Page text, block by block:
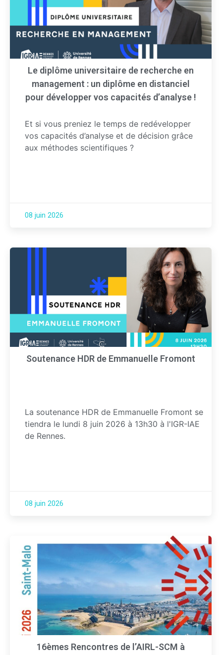
Le diplôme universitaire de recherche en
management : un diplôme en distanciel
pour développer vos capacités d’analyse !
Et si vous preniez le temps de redévelopper
vos capacités d’analyse et de décision grâce
aux méthodes scientifiques ?
08 juin 2026
Soutenance HDR de Emmanuelle Fromont
La soutenance HDR de Emmanuelle Fromont se
tiendra le lundi 8 juin 2026 à 13h30 à l'IGR-IAE
de Rennes.
08 juin 2026
16èmes Rencontres de l’AIRL-SCM à